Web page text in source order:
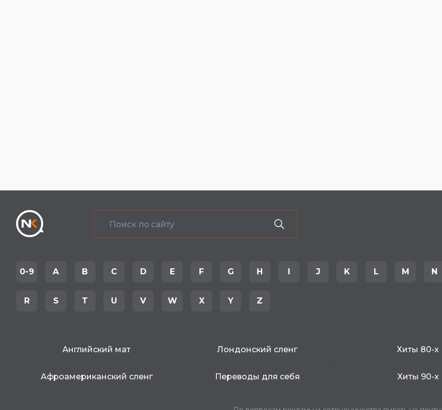
0-9 A B C D E F G H I J K L M N
R S T U V W X Y Z
Английский мат Лондонский сленг Хиты 80-х
Афроамериканский сленг Переводы для себя Хиты 90-х